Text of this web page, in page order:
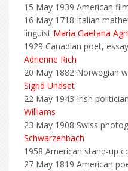
15 May 1939 American
16 May 1718 Italian
linguist Maria Gaetana
1929 Canadian poet,
Adrienne Rich
20 May 1882 Norwegian
Sigrid Undset
22 May 1943 Irish
Williams
23 May 1908 Swiss
Schwarzenbach
1958 American stand-up
27 May 1819 American